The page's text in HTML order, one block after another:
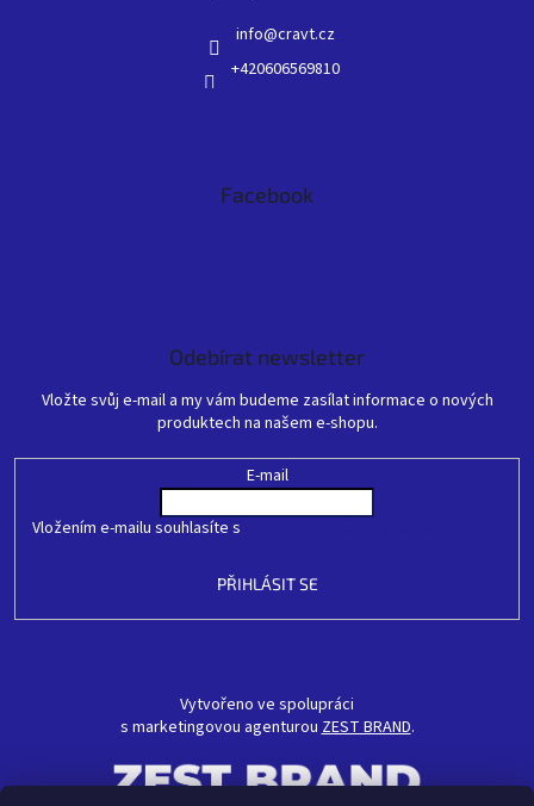
info@cravt.cz
+420606569810
Facebook
Odebírat newsletter
Vložte svůj e-mail a my vám budeme zasílat informace o nových
produktech na našem e-shopu.
E-mail
Vložením e-mailu souhlasíte s
PŘIHLÁSIT SE
Vytvořeno ve spolupráci
s marketingovou agenturou ZEST BRAND.